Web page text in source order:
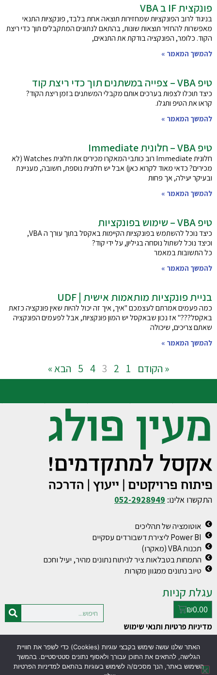
פונקצית IF ב VBA
בניגוד לרוב הפונקציות שמחזירות תוצאה אחת בלבד, פונקציות התנאי
מאפשרות להחזיר תוצאות שונות, בהתאם לנתונים המתקבלים תוך כדי ריצת
הקוד. כלומר, הפונקציה בודקת את התנאים,
להמשך המאמר »
טיפ VBA – צפייה במשתנים תוך כדי ריצת קוד
כיצד תוכלו לצפות בערכים אותם מקבלי המשתנים בזמן ריצת הקוד?
קראו את הטיפ ותגלו.
להמשך המאמר »
טיפ VBA – חלונית Immediate
חלונית Immediate רוב כותבי המאקרו מכירים את חלונית Watches (לא
מכירים? כדאי מאוד לקרוא כאן) אבל יש חלונית נוספת, חשובה, מעניינת
ובעיקר יעילה, אך פחות
להמשך המאמר »
טיפ VBA – שימוש בפונקציות
כיצד נוכל להשתמש בפונקציות הקיימות באקסל בתוך עורך ה VBA,
וכיצד נוכל לשתול נוסחה בגיליון, על ידי קוד?
כל התשובות במאמר
להמשך המאמר »
בניית פונקציות מותאמות אישית | UDF
כמה פעמים אמרתם לעצמכם "איך, איך זה יכול להיות שאין פונקציה כזאת
באקסל???" אז נכון שבאקסל יש המון פונקציות, אבל לפעמים הפונקציה
שאתם צריכים, שיכולה
להמשך המאמר »
« הקודם 1
2
3
4
5 הבא »
התקשרו אלינו: 052-2928949
אוטומציה של תהליכים
Power BI ליצירת דשבורדים עסקיים
תכנות VBA (מאקרו)
התמחות בטבלאות ציר לניתוח נתונים מהיר, יעיל וחכם
טיוב נתונים ממגוון מקורות
עגלת קניות
₪0.00
מדיניות פרטיות ותנאי שימוש
© כל הזכויות שמורות למעין פולג
www.excel-vba.co.il
עסק טוב
בניית אתרים
האתר שלנו עושה שימוש בקבצי עוגיות (Cookies) כדי לשפר את חוויית
הגלישה, להתאים את התוכן עבורך ולאסוף נתונים סטטיסטיים. בהמשך
השימוש באתר, הנך מסכים/ה לשימוש בעוגיות בהתאם למדיניות הפרטיות